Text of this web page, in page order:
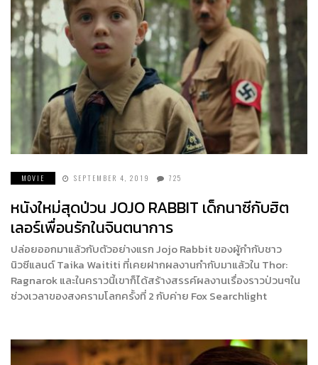
MOVIE SEPTEMBER 4, 2019 725
หนังใหม่สุดป่วน JOJO RABBIT เด็กนาซีกับฮิต
เลอร์เพื่อนรักในจินตนาการ
ปล่อยออกมาแล้วกับตัวอย่างแรก Jojo Rabbit ของผู้กำกับชาว
นิวซีแลนด์ Taika Waititi ที่เคยฝากผลงานกำกับมาแล้วใน Thor:
Ragnarok และในคราวนี้เขาก็ได้สร้างสรรค์ผลงานเรื่องราวป่วนๆใน
ช่วงเวลาของสงครามโลกครั้งที่ 2 กับค่าย Fox Searchlight